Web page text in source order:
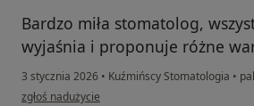
Bardzo miła stomatolog,
wyjaśnia i proponuje różne
3 stycznia 2026 • Kuźmińscy Stomatologia •
w opinii użytkownika Justyna
zgłoś nadużycie